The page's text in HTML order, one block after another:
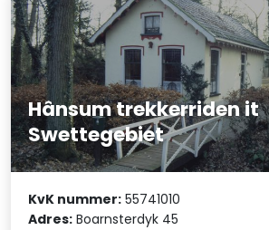
Hânsum trekkerriden it
Swettegebiet
KvK nummer: 55741010
Adres: Boarnsterdyk 45